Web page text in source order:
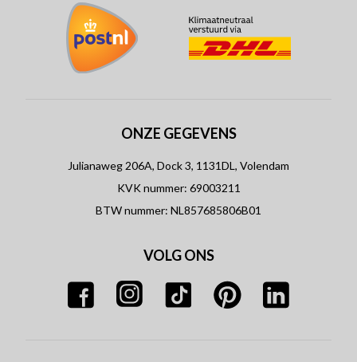
ONZE GEGEVENS
Julianaweg 206A, Dock 3, 1131DL, Volendam
KVK nummer: 69003211
BTW nummer: NL857685806B01
VOLG ONS